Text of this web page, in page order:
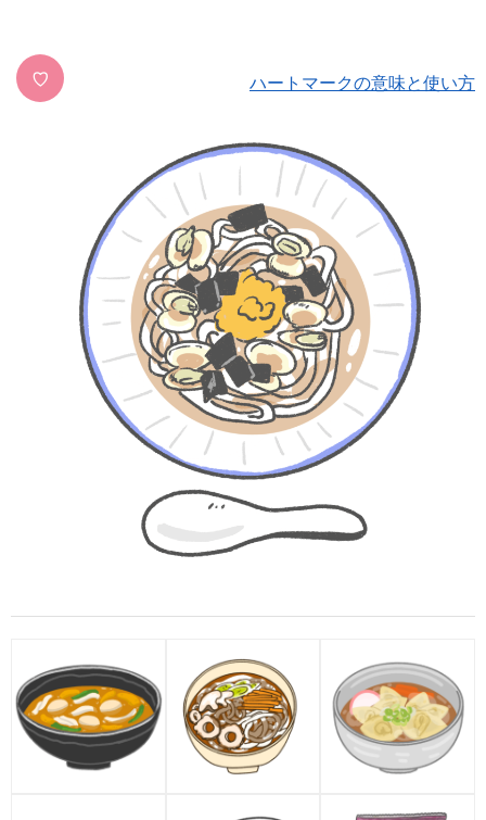
♡ ハートマークの意味と使い方